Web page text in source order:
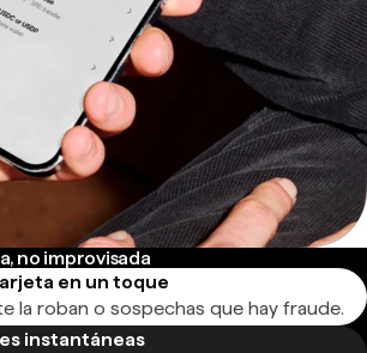
no improvisada
en un toque
la roban o sospechas que hay fraude.
instantáneas